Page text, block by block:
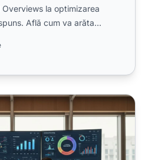
la optimizarea
Află cum va arăta
La ce ar trebui să se